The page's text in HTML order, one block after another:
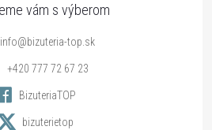
info@bizuteria-top.sk
+420 777 72 67 23
BizuteriaTOP
bizuterietop